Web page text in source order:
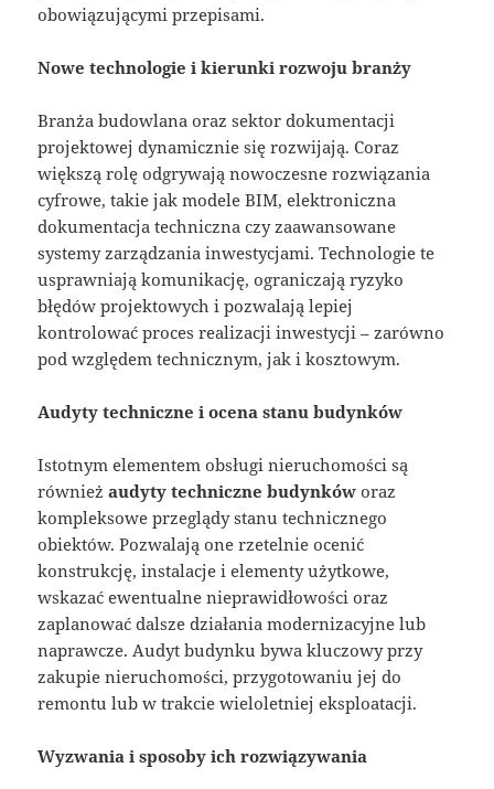
obowiązującymi przepisami.
Nowe technologie i kierunki rozwoju branży
Branża budowlana oraz sektor dokumentacji
projektowej dynamicznie się rozwijają. Coraz
większą rolę odgrywają nowoczesne rozwiązania
cyfrowe, takie jak modele BIM, elektroniczna
dokumentacja techniczna czy zaawansowane
systemy zarządzania inwestycjami. Technologie te
usprawniają komunikację, ograniczają ryzyko
błędów projektowych i pozwalają lepiej
kontrolować proces realizacji inwestycji – zarówno
pod względem technicznym, jak i kosztowym.
Audyty techniczne i ocena stanu budynków
Istotnym elementem obsługi nieruchomości są
równieżaudyty techniczne budynków oraz
kompleksowe przeglądy stanu technicznego
obiektów. Pozwalają one rzetelnie ocenić
konstrukcję, instalacje i elementy użytkowe,
wskazać ewentualne nieprawidłowości oraz
zaplanować dalsze działania modernizacyjne lub
naprawcze. Audyt budynku bywa kluczowy przy
zakupie nieruchomości, przygotowaniu jej do
remontu lub w trakcie wieloletniej eksploatacji.
Wyzwania i sposoby ich rozwiązywania